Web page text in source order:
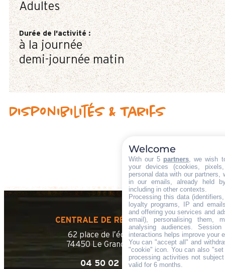
Adultes
Durée de l'activité:
à la journée
demi-journée matin
Disponibilités & Tarifs
CENTRALE DE RÉSERVATION
62 place de l’église BP 11
74450 Le Grand-Bornand
04 50 02 78 06
Welcome
With our 5 partners, we wish
your devices (cookies,
personal data with our partners,
in our emails, already held
including in other contexts.
Processing this data
loyalty programs, IP and
and offering you services and
email), personalising them,
analysing audiences.
interactions helps improve your
You can "accept all" and
"cookie" icon. You can also
processing activities not
valid for 6 months.